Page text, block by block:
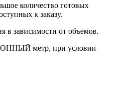
количество готовых
к заказу.
в зависимости от объемов.
метр, при условии